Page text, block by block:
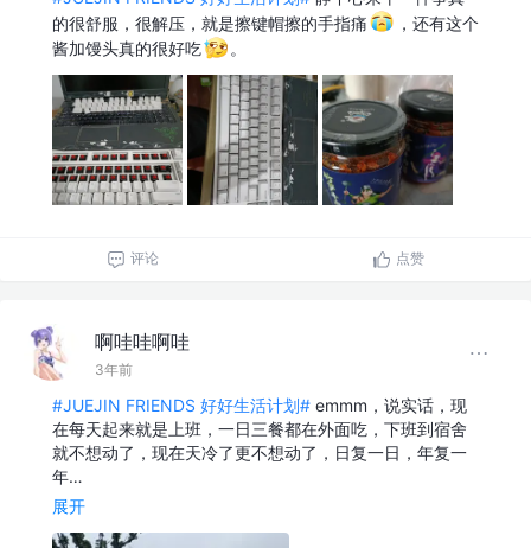
的很舒服，很解压，就是擦键帽擦的手指痛
，还有这个
酱加馒头真的很好吃
。
评论 点赞
啊哇哇啊哇
3年前
#JUEJIN FRIENDS 好好生活计划# emmm，说实话，现
在每天起来就是上班，一日三餐都在外面吃，下班到宿舍
就不想动了，现在天冷了更不想动了，日复一日，年复一
年…
展开